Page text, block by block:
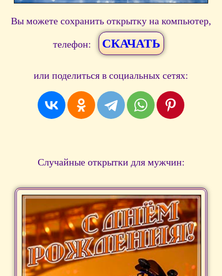
Вы можете сохранить открытку на компьютер,
телефон: СКАЧАТЬ
или поделиться в социальных сетях:
Случайные открытки для мужчин: